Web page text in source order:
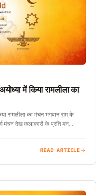
में किया रामलीला का
रामलीला का मंचन भगवान राम के
मंचन देख कलाकारों के प्रति मन…
READ ARTICLE